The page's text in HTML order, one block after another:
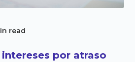
read
por atraso